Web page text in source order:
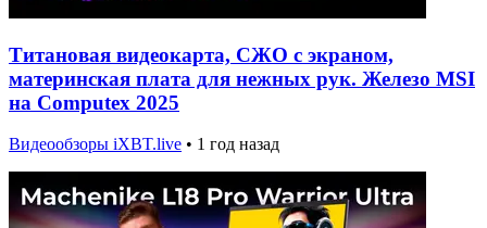
Титановая видеокарта, СЖО с экраном,
материнская плата для нежных рук. Железо MSI
на Computex 2025
Видеообзоры iXBT.live • 1 год назад